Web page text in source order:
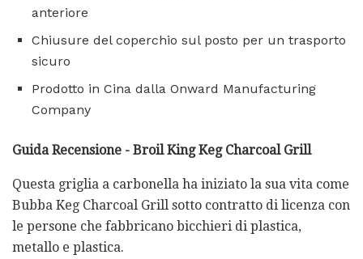
anteriore
Chiusure del coperchio sul posto per un trasporto
sicuro
Prodotto in Cina dalla Onward Manufacturing
Company
Guida Recensione - Broil King Keg Charcoal Grill
Questa griglia a carbonella ha iniziato la sua vita come
Bubba Keg Charcoal Grill sotto contratto di licenza con
le persone che fabbricano bicchieri di plastica,
metallo e plastica.